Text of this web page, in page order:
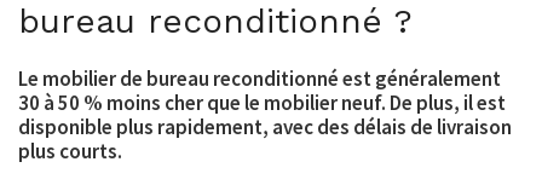
bureau reconditionné ?
Le mobilier de bureau reconditionné est généralement
30 à 50 % moins cher que le mobilier neuf. De plus, il est
disponible plus rapidement, avec des délais de livraison
plus courts.